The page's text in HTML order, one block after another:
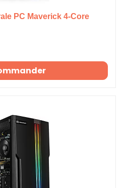
PC Maverick 4-Core